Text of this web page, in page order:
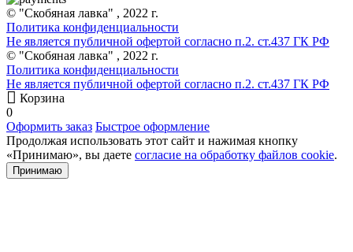
© "Скобяная лавка" , 2022 г.
Политика конфиденциальности
Не является публичной офертой согласно п.2. ст.437 ГК РФ
© "Скобяная лавка" , 2022 г.
Политика конфиденциальности
Не является публичной офертой согласно п.2. ст.437 ГК РФ
Корзина
0
Оформить заказ Быстрое оформление
Продолжая использовать этот сайт и нажимая кнопку
«Принимаю», вы даете согласие на обработку файлов cookie.
Принимаю